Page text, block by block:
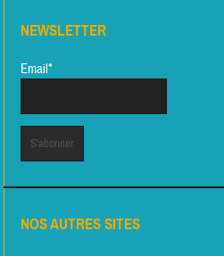
NEWSLETTER
Email*
NOS AUTRES SITES